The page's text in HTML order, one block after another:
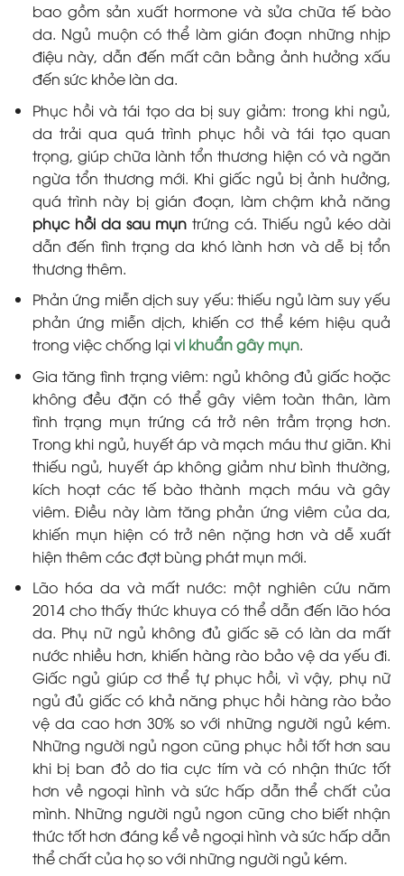
bao gồm sản xuất hormone và sửa chữa tế bào
da. Ngủ muộn có thể làm gián đoạn những nhịp
điệu này, dẫn đến mất cân bằng ảnh hưởng xấu
đến sức khỏe làn da.
Phục hồi và tái tạo da bị suy giảm: trong khi ngủ,
da trải qua quá trình phục hồi và tái tạo quan
trọng, giúp chữa lành tổn thương hiện có và ngăn
ngừa tổn thương mới. Khi giấc ngủ bị ảnh hưởng,
quá trình này bị gián đoạn, làm chậm khả năng
phục hồi da sau mụn trứng cá. Thiếu ngủ kéo dài
dẫn đến tình trạng da khó lành hơn và dễ bị tổn
thương thêm.
Phản ứng miễn dịch suy yếu: thiếu ngủ làm suy yếu
phản ứng miễn dịch, khiến cơ thể kém hiệu quả
trong việc chống lạivi khuẩn gây mụn.
Gia tăng tình trạng viêm: ngủ không đủ giấc hoặc
không đều đặn có thể gây viêm toàn thân, làm
tình trạng mụn trứng cá trở nên trầm trọng hơn.
Trong khi ngủ, huyết áp và mạch máu thư giãn. Khi
thiếu ngủ, huyết áp không giảm như bình thường,
kích hoạt các tế bào thành mạch máu và gây
viêm. Điều này làm tăng phản ứng viêm của da,
khiến mụn hiện có trở nên nặng hơn và dễ xuất
hiện thêm các đợt bùng phát mụn mới.
Lão hóa da và mất nước: một nghiên cứu năm
2014 cho thấy thức khuya có thể dẫn đến lão hóa
da. Phụ nữ ngủ không đủ giấc sẽ có làn da mất
nước nhiều hơn, khiến hàng rào bảo vệ da yếu đi.
Giấc ngủ giúp cơ thể tự phục hồi, vì vậy, phụ nữ
ngủ đủ giấc có khả năng phục hồi hàng rào bảo
vệ da cao hơn 30% so với những người ngủ kém.
Những người ngủ ngon cũng phục hồi tốt hơn sau
khi bị ban đỏ do tia cực tím và có nhận thức tốt
hơn về ngoại hình và sức hấp dẫn thể chất của
mình. Những người ngủ ngon cũng cho biết nhận
thức tốt hơn đáng kể về ngoại hình và sức hấp dẫn
thể chất của họ so với những người ngủ kém.